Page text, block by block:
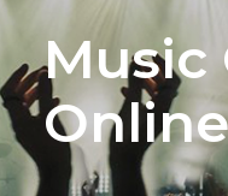
Music
Online